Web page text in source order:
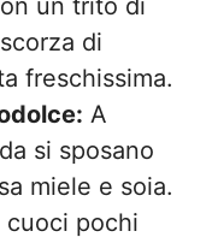
un trito di
di
freschissima.
A
si sposano
miele e soia.
pochi